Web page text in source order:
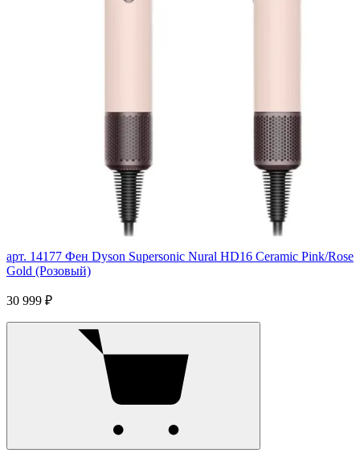
арт. 14177 Фен Dyson Supersonic Nural HD16 Ceramic Pink/Rose
Gold (Розовый)
30 999 ₽